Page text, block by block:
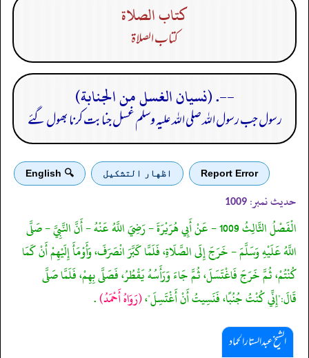
كتاب الصلاة
كتاب الصلاة
--. (نسيان الغسل من الجنابة)
رسول جب رسول اللہ صلی اللہ علیہ وسلم غسل جنابت کرنا بھول گئے
Report Error اظهار التشكيل 🔍 English
حدیث نمبر: 1009
الْفَصْلُ الثَّالِثُ 1009 - عَنْ أَبِي هُرَيْرَةَ - رَضِيَ اللَّهُ عَنْهُ - أَنَّ النَّبِيَّ - صَلَّى
اللَّهُ عَلَيْهِ وَسَلَّمَ - خَرَجَ إِلَى الصَّلَاةِ، فَلَمَّا كَبَّرَ انْصَرَفَ، وَأَوْمَأَ إِلَيْهِمْ أَنْ كَمَا
كُنْتُمْ، ثُمَّ خَرَجَ فَاغْتَسَلَ، ثُمَّ جَاءَ وَرَأَسُهُ يَقْطُرُ، فَصَلَّى بِهِمْ، فَلَمَّا صَلَّى
قَالَ:"إِنِّي كُنْتُ جُنُبًا، فَنَسِيتُ أَنْ أَغْتَسِلَ"،(رَوَاهُ أَحْمَدُ).
الشیخ عبدالستار الحماد